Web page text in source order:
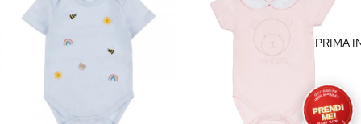
VENTO
GILET
PRIMA